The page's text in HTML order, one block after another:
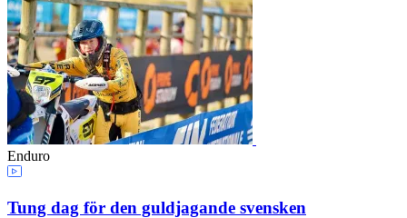
Enduro
Tung dag för den guldjagande svensken